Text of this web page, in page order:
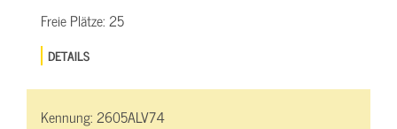
Freie Plätze:25
DETAILS
Kennung:2605ALV74